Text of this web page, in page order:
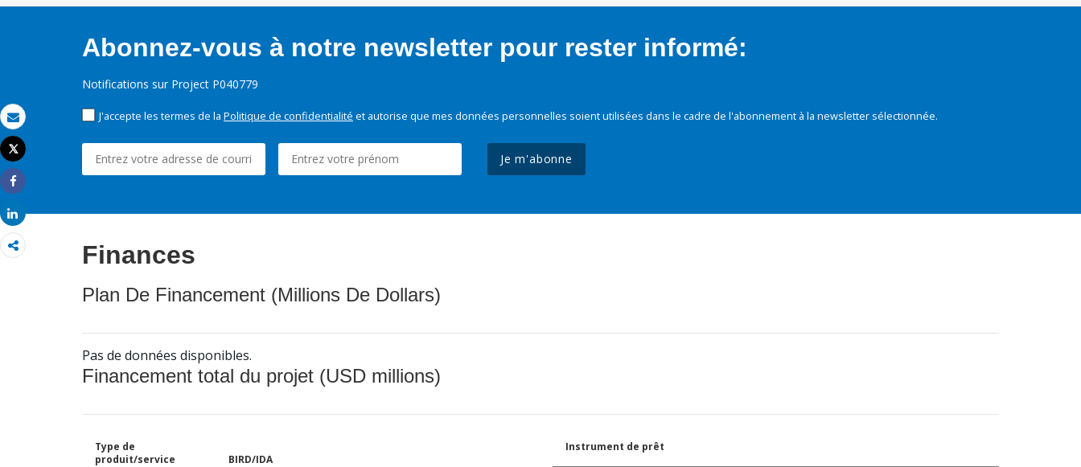
Email
Imprimer
Tweet
Share
Share
Abonnez-vous à notre newsletter pour rester informé:
Notifications sur Project P040779
J'accepte les termes de la Politique de confidentialité et autorise que mes données personnelles soient utilisées dans le cadre de l'abonnement à la newsletter sélectionnée.
Je m'abonne
Finances
Plan De Financement (Millions De Dollars)
Pas de données disponibles.
Financement total du projet (USD millions)
Type de
produit/service
BIRD/IDA
Instrument de prêt